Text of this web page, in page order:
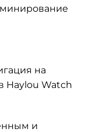
на
Haylou Watch
и